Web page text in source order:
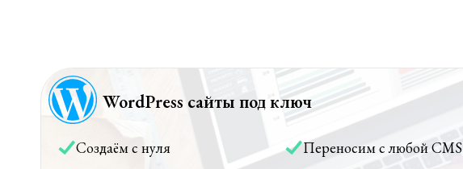
WordPress сайты под ключ
Создаём с нуля
Переносим с любой CMS